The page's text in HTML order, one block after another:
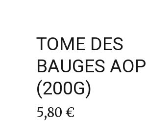
TOME DES
BAUGES AOP
(200G)
5,80 €